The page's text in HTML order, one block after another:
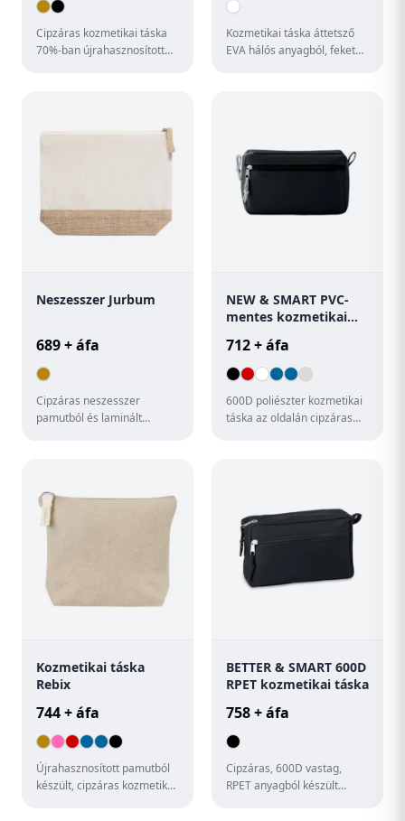
Cipzáras kozmetikai táska
70%-ban újrahasznosított
Kozmetikai táska áttetsző
EVA hálós anyagból, fekete
Neszesszer Jurbum
689 + áfa
Cipzáras neszesszer
pamutból és laminált
NEW & SMART PVC-
mentes kozmetikai
712 + áfa
600D poliészter kozmetikai
táska az oldalán cipzáras
Kozmetikai táska
Rebix
744 + áfa
Újrahasznosított pamutból
készült, cipzáras kozmetikai
BETTER & SMART 600D
RPET kozmetikai táska
758 + áfa
Cipzáras, 600D vastag,
RPET anyagból készült